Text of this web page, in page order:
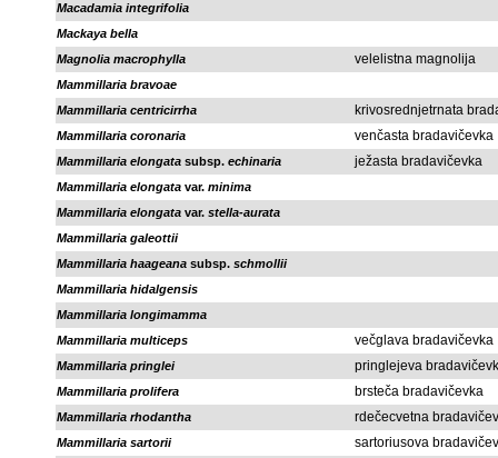
Macadamia integrifolia
Mackaya bella
Magnolia macrophylla
velelistna magnolija
Mammillaria bravoae
Mammillaria centricirrha
krivosrednjetrnata
Mammillaria coronaria venčasta bradavičevka
Mammillaria elongata subsp. echinaria ježasta bradavičevka
Mammillaria elongata var. minima
Mammillaria elongata var. stella-aurata
Mammillaria galeottii
Mammillaria haageana subsp. schmollii
Mammillaria hidalgensis
Mammillaria longimamma
Mammillaria multiceps
večglava bradavičevka
Mammillaria pringlei pringlejeva
Mammillaria prolifera brsteča bradavičevka
Mammillaria rhodantha rdečecvetna
Mammillaria sartorii sartoriusova